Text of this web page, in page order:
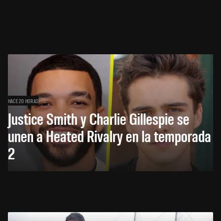
HACE 20 HORAS
Justice Smith y Charlie Gillespie se
unen a Heated Rivalry en la temporada
2